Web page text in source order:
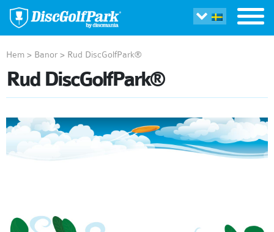
Hem > Banor > Rud DiscGolfPark®
Rud DiscGolfPark®